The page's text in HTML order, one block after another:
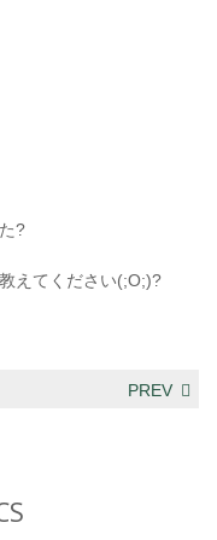
?
えてください(;O;)?
PREV